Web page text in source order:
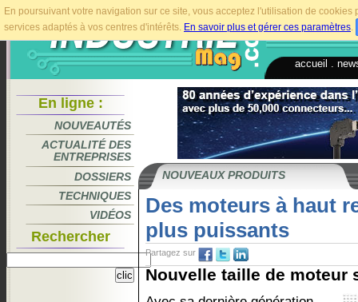
En poursuivant votre navigation sur ce site, vous acceptez l'utilisation de
services adaptés à vos centres d'intérêts. En savoir plus et gérer ces paramètres.
accueil
En ligne :
NOUVEAUTÉS
ACTUALITÉ DES
ENTREPRISES
DOSSIERS
TECHNIQUES
VIDÉOS
Rechercher
NOUVEAUX PRODUITS
Des moteurs à haut
plus puissants
Partagez sur
Nouvelle taille de moteur